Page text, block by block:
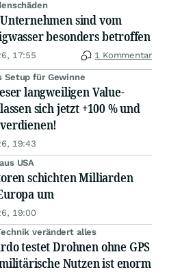
sind vom
besonders betroffen
17:55 1 Kommentar
Setup für Gewinne
langweiligen Value-
sich jetzt +100 % und
19:43
USA
schichten Milliarden
um
19:00
verändert alles
testet Drohnen ohne GPS
Nutzen ist enorm